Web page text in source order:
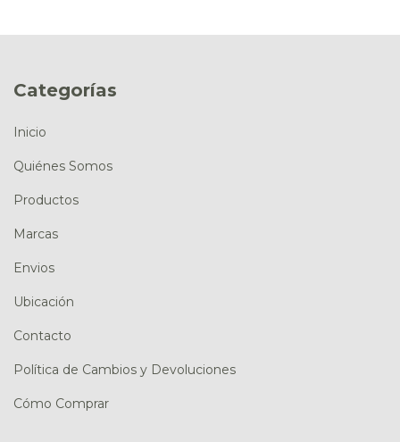
Categorías
Inicio
Quiénes Somos
Productos
Marcas
Envios
Ubicación
Contacto
Política de Cambios y Devoluciones
Cómo Comprar